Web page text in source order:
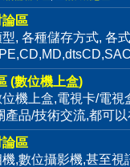
區
, 各種儲存方式, 各
(數位機上盒)
機上盒,電視卡/電
產品/技術交流,都可
區
,數位攝影機,甚至